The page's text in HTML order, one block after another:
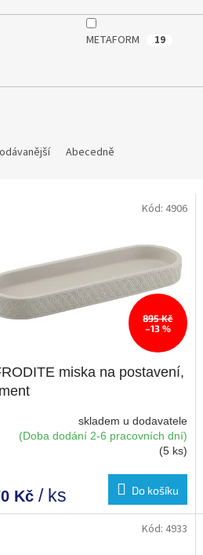
METAFORM 19
Abecedně
895 Kč
–13 %
miska na postavení,
skladem u dodavatele
(Doba dodání 2-6 pracovních dní)
(5 ks)
Kč / ks Do košíku
Kód: 4906
Kód: 4933